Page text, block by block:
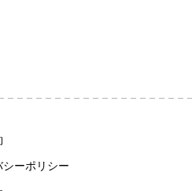
シーポリシー